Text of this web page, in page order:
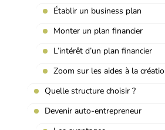
Établir un business plan
Monter un plan financier
L’intérêt d’un plan financier
Zoom sur les aides à la
Quelle structure choisir ?
Devenir auto-entrepreneur